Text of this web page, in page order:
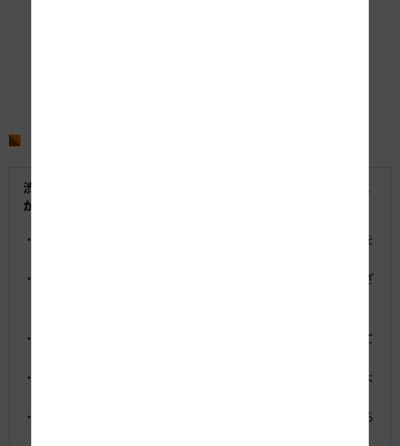
渋滞は、お客さま一人ひとりのちょっとした心がけで緩和すること
ができ、快適なドライブにつながります。
渋滞が予測される日程や時間帯を確認し、渋滞を避けたご利用を
出発前に最新の道路交通情報を確認願います。当社では、さまざ
上り坂は渋滞が発生しやすい箇所ですので、速度低下に注意して
走行中は十分な車間距離を確保して、急なブレーキを踏まないよ
渋滞中は無理な車線変更は控えてください。渋滞は追越車線から